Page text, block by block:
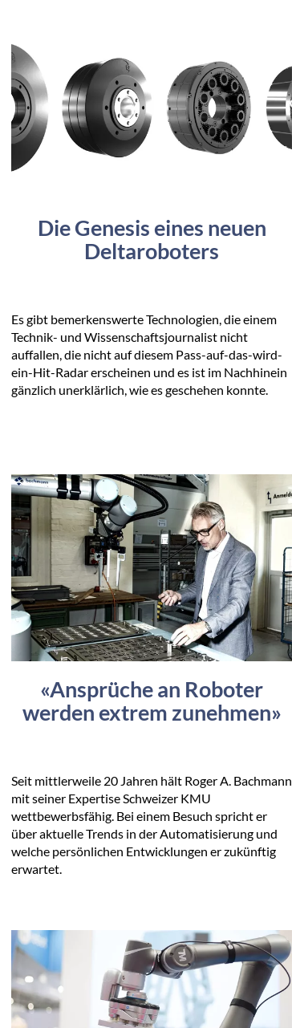
Die Genesis eines neuen
Deltaroboters
Es gibt bemerkenswerte Technologien, die einem
Technik- und Wissenschaftsjournalist nicht
auffallen, die nicht auf diesem Pass-auf-das-wird-
ein-Hit-Radar erscheinen und es ist im Nachhinein
gänzlich unerklärlich, wie es geschehen konnte.
«Ansprüche an Roboter
werden extrem zunehmen»
Seit mittlerweile 20 Jahren hält Roger A. Bachmann
mit seiner Expertise Schweizer KMU
wettbewerbsfähig. Bei einem Besuch spricht er
über aktuelle Trends in der Automatisierung und
welche persönlichen Entwicklungen er zukünftig
erwartet.